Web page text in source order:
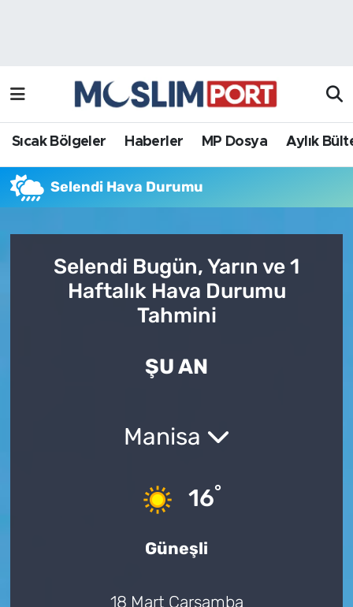
Sıcak Bölgeler Haberler MP Dosya Aylık
Selendi Hava Durumu
Selendi Bugün, Yarın ve 1
Haftalık Hava Durumu
Tahmini
ŞU AN
Manisa
16°
Güneşli
18 Mart Çarşamba
Haberler
MP Dosya
Röportaj Haber
Aylık Bülten